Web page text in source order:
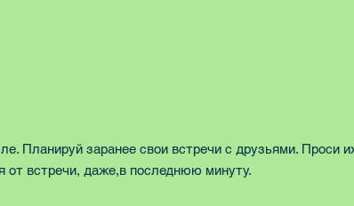
Планируй заранее свои встречи с друзьями. Проси
от встречи, даже,в последнюю минуту.